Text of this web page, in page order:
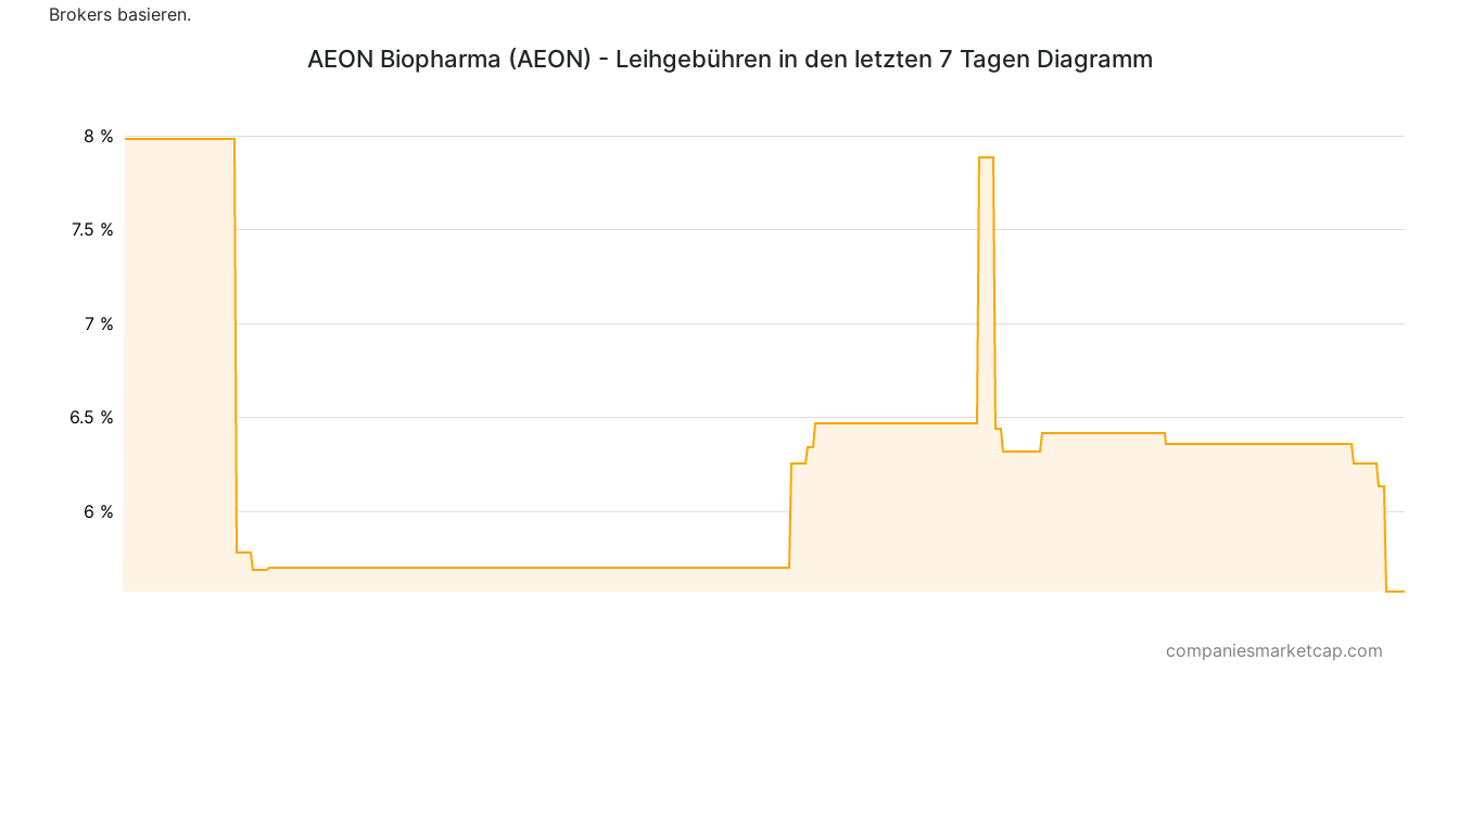
Brokers basieren.
AEON Biopharma (AEON) - Leihgebühren in den letzten 7 Tagen Diagramm
6 %
6.5 %
7 %
7.5 %
8 %
companiesmarketcap.com